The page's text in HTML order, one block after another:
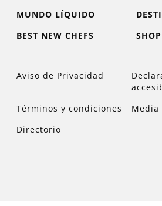
MUNDO LÍQUIDO
BEST NEW CHEFS
Aviso de Privacidad
Términos y condiciones
Media
Directorio